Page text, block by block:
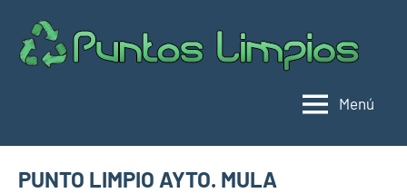
contenido
Menú
PUNTO LIMPIO AYTO. MULA